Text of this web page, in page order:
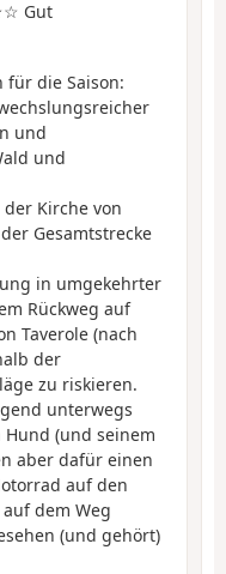
Gut
für die Saison:
und
und
Kirche von
Gesamtstrecke
in umgekehrter
Rückweg auf
Taverole (nach
der
zu riskieren.
unterwegs
(und seinem
aber dafür einen
auf den
dem Weg
(und gehört)